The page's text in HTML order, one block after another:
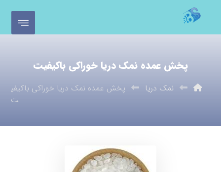
پخش عمده نمک دریا خوراکی باکیفیت
نمک دریا
پخش عمده نمک دریا خوراکی باکیفی
ت